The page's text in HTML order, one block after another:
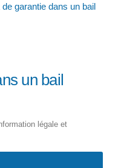
de garantie dans un bail
un bail
légale et